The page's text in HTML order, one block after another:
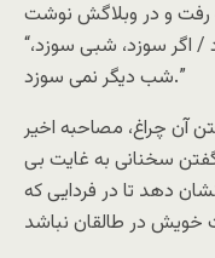
“چراغ ظلم ظالم تا دم محشر نمی سوزد / اگر سوزد، شبی سوزد،
شب ديگر نمی سوزد.”
آن چراغ، مصاحبه اخير
سخنانی به غايت بی
دهد تا در فردايی که